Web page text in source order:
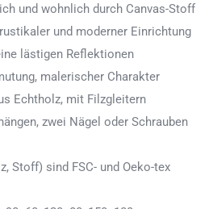
und wohnlich durch Canvas-Stoff
und moderner Einrichtung
lästigen Reflektionen
malerischer Charakter
Echtholz, mit Filzgleitern
zwei Nägel oder Schrauben
Stoff) sind FSC- und Oeko-tex